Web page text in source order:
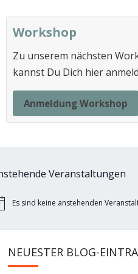
Workshop
Zu unserem nächsten
kannst Du Dich hier
Anmeldung Workshop
Veranstaltungen
Es sind keine anstehenden
NEUESTER BLOG-